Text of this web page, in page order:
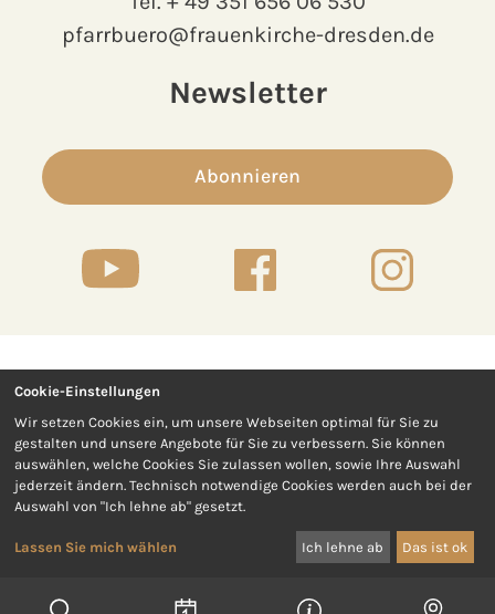
pfarrbuero@frauenkirche-dresden.de
Newsletter
Abonnieren
Kontakt
Impressum Datenschutz
Barrierefreiheit
Cookie-Einstellungen
Wir setzen Cookies ein, um unsere Webseiten optimal für Sie zu
gestalten und unsere Angebote für Sie zu verbessern. Sie können
auswählen, welche Cookies Sie zulassen wollen, sowie Ihre Auswahl
jederzeit ändern. Technisch notwendige Cookies werden auch bei der
Auswahl von "Ich lehne ab" gesetzt.
Lassen Sie mich wählen Ich lehne ab Das ist ok